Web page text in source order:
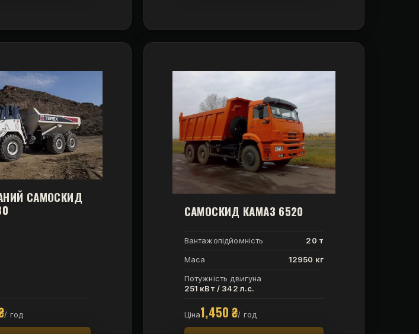
САМОСКИД
/ год
САМОСКИД КАМАЗ 6520
Вантажопідйомність
20 т
Маса
12950 кг
Потужність двигуна
251 кВт / 342 л.с.
Ціна1,450₴/ год